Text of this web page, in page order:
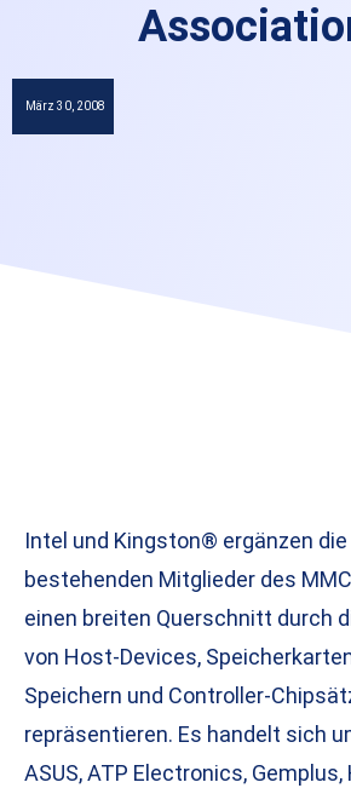
März 30, 2008
Intel und Kingston® ergänzen die
bestehenden Mitglieder des
einen breiten Querschnitt durch
von Host-Devices,
Speichern und Controller-
repräsentieren. Es handelt sich
ASUS, ATP Electronics,